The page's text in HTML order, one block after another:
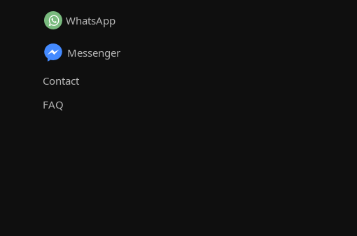
WhatsApp
Messenger
Contact
FAQ